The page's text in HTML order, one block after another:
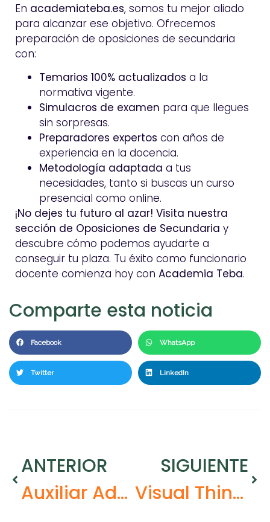
En academiateba.es, somos tu mejor aliado
para alcanzar ese objetivo. Ofrecemos
preparación de oposiciones de secundaria
con:
Temarios 100% actualizados a la
normativa vigente.
Simulacros de examen para que llegues
sin sorpresas.
Preparadores expertos con años de
experiencia en la docencia.
Metodología adaptada a tus
necesidades, tanto si buscas un curso
presencial como online.
¡No dejes tu futuro al azar! Visita nuestra
sección de Oposiciones de Secundaria y
descubre cómo podemos ayudarte a
conseguir tu plaza. Tu éxito como funcionario
docente comienza hoy con Academia Teba.
Comparte esta noticia
Facebook WhatsApp
Twitter LinkedIn
ANTERIOR
Auxiliar Administrativo vs. Administrativo: Las 9 Diferencias Clave para tu Oposición
SIGUIENTE
Visual Thinking: Qué es, ejemplos y cómo aplicarlo